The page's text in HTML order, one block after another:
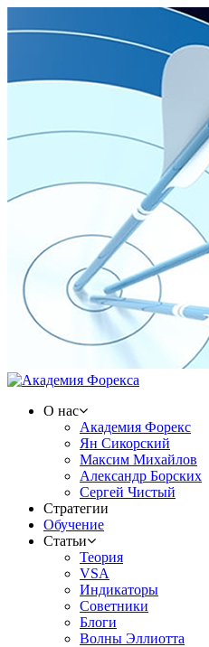
О нас
Академия Форекс
Ян Сикорский
Максим Михайлов
Александр Борских
Сергей Чистый
Стратегии
Обучение
Статьи
Теория
VSA
Индикаторы
Советники
Блоги
Волны Эллиотта